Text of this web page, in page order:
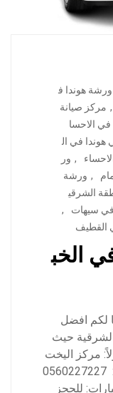
هوندا ف
, مركز صيانة
في الاحسا
هوندا في ال
, ور
, ورشة
الشرقي
سيهات
,
القطيف
الخب
لكم افضل
حيث
مركز اليخت
لصيانة السيارات: للحجز والاستعلام : 0560227227
للحجز